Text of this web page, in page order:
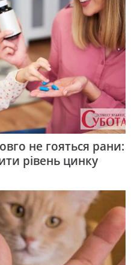
не гояться рани:
рівень цинку